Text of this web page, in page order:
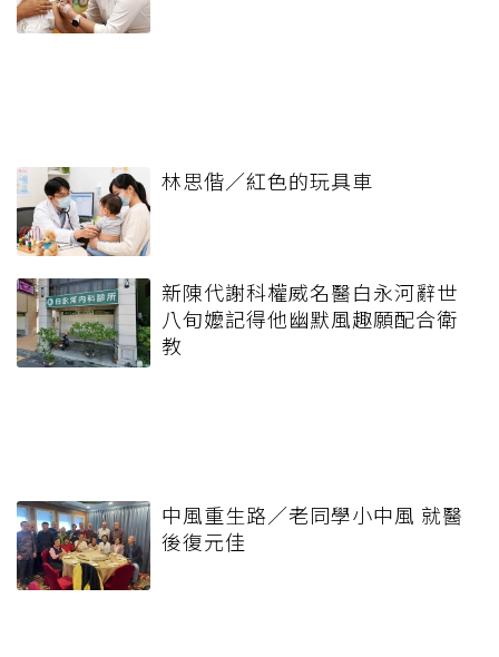
林思偕／紅色的玩具車
新陳代謝科權威名醫白永河辭世
八旬嬤記得他幽默風趣願配合衛
教
中風重生路／老同學小中風 就醫
後復元佳